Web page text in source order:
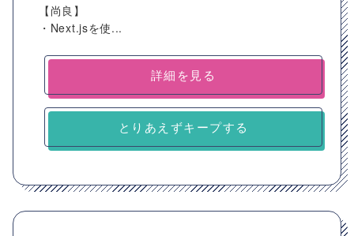
【尚良】
・Next.jsを使...
詳細を見る
とりあえずキープする